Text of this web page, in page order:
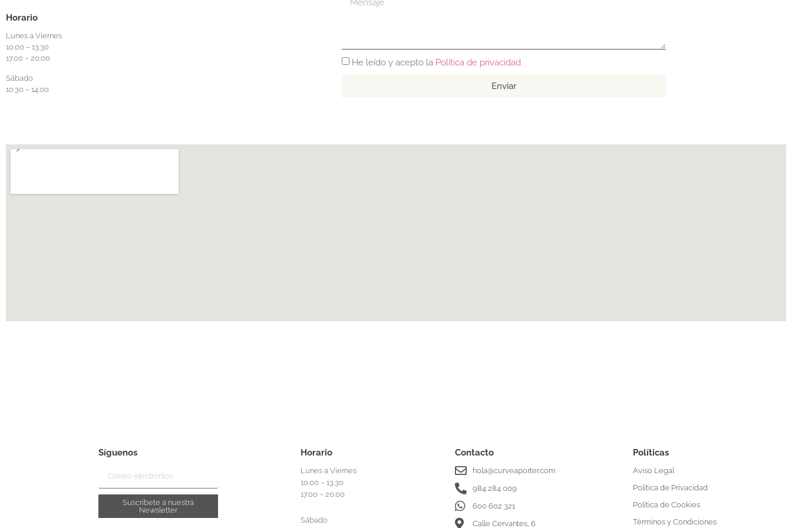
Horario
Lunes a Viernes
10.00 – 13.30
17.00 – 20.00
Sábado
10.30 – 14.00
He leído y acepto la Política de privacidad
Enviar
Síguenos
Suscríbete a nuestra
Newsletter
Horario
Lunes a Viernes
10.00 – 13.30
17.00 – 20.00
Sábado
Contacto
hola@curveaporter.com
984 284 009
600 602 321
Calle Cervantes, 6
Políticas
Aviso Legal
Política de Privacidad
Política de Cookies
Términos y Condiciones